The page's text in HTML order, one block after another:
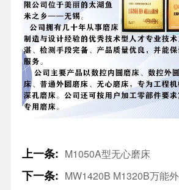
上一条: M1050A型无心磨床
下一条: MW1420B M1320B万能